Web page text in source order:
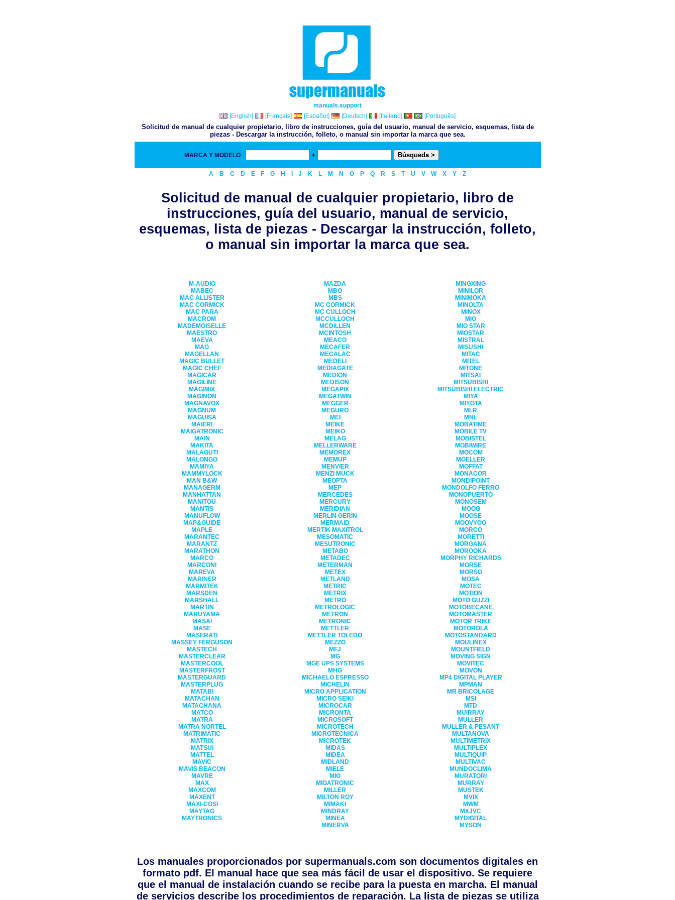
manuals.support
[English]
[Français] [Español] [Deutsch] [Italiano] [Português]
Solicitud de manual de cualquier propietario, libro de instrucciones, guía del usuario, manual de servicio, esquemas, lista de
piezas - Descargar la instrucción, folleto, o manual sin importar la marca que sea.
MARCA Y MODELO +
A - B - C - D - E - F - G - H - - J - K - L - M - N - O - P - Q - R - S - T- U - V - W- X - Y - Z
Solicitud de manual de cualquier propietario, libro de
instrucciones, guía del usuario, manual de servicio,
esquemas, lista de piezas - Descargar la instrucción, folleto,
o manual sin importar la marca que sea.
M-AUDIO
MABEC
MAC ALLISTER
MAC CORMICK
MAC PARA
MACROM
MADEMOISELLE
MAESTRO
MAEVA
MAG
MAGELLAN
MAGIC BULLET
MAGIC CHEF
MAGICAR
MAGILINE
MAGIMIX
MAGINON
MAGNAVOX
MAGNUM
MAGUISA
MAIERI
MAIGATRONIC
MAIN
MAKITA
MALAGUTI
MALONGO
MAMIYA
MAMMYLOCK
MAN B&W
MANAGERM
MANHATTAN
MANITOU
MANTIS
MANUFLOW
MAP&GUIDE
MAPLE
MARANTEC
MARANTZ
MARATHON
MARCO
MARCONI
MAREVA
MARINER
MARMITEK
MARSDEN
MARSHALL
MARTIN
MARUYAMA
MASAI
MASE
MASERATI
MASSEY FERGUSON
MASTECH
MASTERCLEAR
MASTERCOOL
MASTERFROST
MASTERGUARD
MASTERPLUG
MATABI
MATACHAN
MATACHANA
MATCO
MATRA
MATRA NORTEL
MATRIMATIC
MATRIX
MATSUI
MATTEL
MAVIC
MAVIS BEACON
MAVRE
MAX
MAXCOM
MAXENT
MAXI-COSI
MAYTAG
MAYTRONICS
MAZDA
MBO
MBS
MC CORMICK
MC CULLOCH
MCCULLOCH
MCDILLEN
MCINTOSH
MEACO
MECAFER
MECALAC
MEDELI
MEDIAGATE
MEDION
MEDISON
MEGAPIX
MEGATWIN
MEGGER
MEGURO
MEI
MEIKE
MEIKO
MELAG
MELLERWARE
MEMOREX
MEMUP
MENVIER
MENZI MUCK
MEOPTA
MEP
MERCEDES
MERCURY
MERIDIAN
MERLIN GERIN
MERMAID
MERTIK MAXITROL
MESOMATIC
MESUTRONIC
METABO
METADEC
METERMAN
METEX
METLAND
METRIC
METRIX
METRO
METROLOGIC
METRON
METRONIC
METTLER
METTLER TOLEDO
MEZZO
MFJ
MG
MGE UPS SYSTEMS
MHG
MICHAELO ESPRESSO
MICHELIN
MICRO APPLICATION
MICRO SEIKI
MICROCAR
MICRONTA
MICROSOFT
MICROTECH
MICROTECNICA
MICROTEK
MIDAS
MIDEA
MIDLAND
MIELE
MIG
MIGATRONIC
MILLER
MILTON ROY
MIMAKI
MINDRAY
MINEA
MINERVA
MINGXING
MINILOR
MINIMOKA
MINOLTA
MINOX
MIO
MIO STAR
MIOSTAR
MISTRAL
MISUSHI
MITAC
MITEL
MITONE
MITSAI
MITSUBISHI
MITSUBISHI ELECTRIC
MIYA
MIYOTA
MLR
MNL
MOBATIME
MOBILE TV
MOBISTEL
MOBIWIRE
MOCOM
MOELLER
MOFFAT
MONACOR
MONDIPOINT
MONDOLFO FERRO
MONOPUERTO
MONOSEM
MOOG
MOOSE
MOOVYOO
MORCO
MORETTI
MORGANA
MOROOKA
MORPHY RICHARDS
MORSE
MORSO
MOSA
MOTEC
MOTION
MOTO GUZZI
MOTOBECANE
MOTOMASTER
MOTOR TRIKE
MOTOROLA
MOTOSTANDARD
MOULINEX
MOUNTFIELD
MOVING SIGN
MOVITEC
MOVON
MP4 DIGITAL PLAYER
MPMAN
MR BRICOLAGE
MSI
MTD
MUIRRAY
MULLER
MULLER & PESANT
MULTANOVA
MULTIMETRIX
MULTIPLEX
MULTIQUIP
MULTIVAC
MUNDOCLIMA
MURATORI
MURRAY
MUSTEK
MVIX
MWM
MXJVC
MYDIGITAL
MYSON
Los manuales proporcionados por supermanuals.com son documentos digitales en
formato pdf. El manual hace que sea más fácil de usar el dispositivo. Se requiere
que el manual de instalación cuando se recibe para la puesta en marcha. El manual
de servicios describe los procedimientos de reparación. La lista de piezas se utiliza